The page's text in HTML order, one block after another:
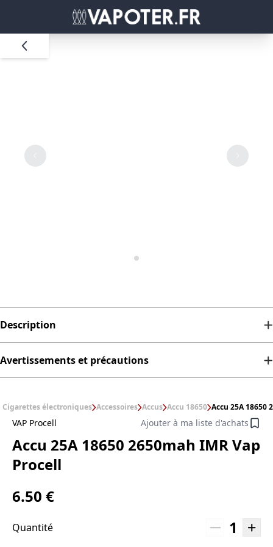
Description
Avertissements et précautions
Cigarettes électroniques Accessoires Accus Accu 18650 Accu 25A 18650
VAP Procell Ajouter à ma liste d'achats
Accu 25A 18650 2650mah IMR Vap
Procell
6.50 €
Quantité 1